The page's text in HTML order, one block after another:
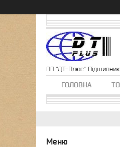
ПП "ДТ-Плюс"
ГОЛОВНА